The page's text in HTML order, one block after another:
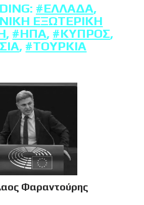
#ΕΛΛΆΔΑ,
ΕΞΩΤΕΡΙΚΉ
, #ΗΠΑ, #ΚΎΠΡΟΣ,
, #ΤΟΥΡΚΊΑ
Φαραντούρης